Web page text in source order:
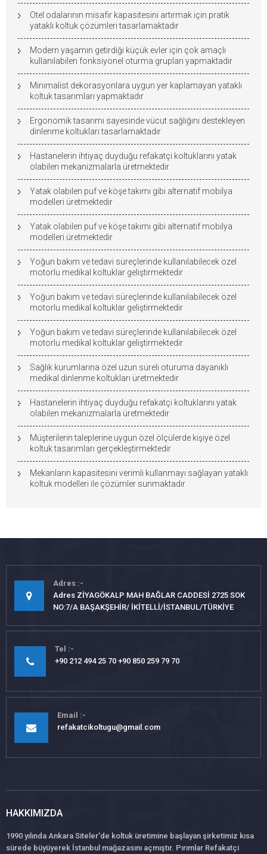
Otel odalarının misafir kapasitesini artırmak için pratik
yataklı koltuk çözümleri tasarlamaktadır
Modern yaşamın getirdiği küçük evler için çok amaçlı
kullanılabilen fonksiyonel oturma grupları yapmaktadır
Minimalist dekorasyonlara uygun yer kaplamayan yataklı
koltuk tasarımları yapmaktadır
Ergonomik tasarımı sayesinde vücut sağlığını destekleyen
dinlenme koltukları tasarlamaktadır
Hastanelerin ihtiyaç duyduğu refakatçi koltuklarını yatak
olabilen mekanizmalarla üretmektedir
Yatak olabilen puf ve köşe takımı gibi alternatif mobilya
modelleri üretmektedir
Yatak olabilen puf ve köşe takımı gibi alternatif mobilya
modelleri üretmektedir
Yoğun bakım ve tedavi süreçlerinde kullanılabilecek özel
motorlu medikal koltuklar geliştirmektedir
Yoğun bakım ve tedavi süreçlerinde kullanılabilecek özel
motorlu medikal koltuklar geliştirmektedir
Yoğun bakım ve tedavi süreçlerinde kullanılabilecek özel
motorlu medikal koltuklar geliştirmektedir
Sağlık kurumlarına özel uzun süreli oturuma dayanıklı
medikal dinlenme koltukları üretmektedir
Hastanelerin ihtiyaç duyduğu refakatçi koltuklarını yatak
olabilen mekanizmalarla üretmektedir
Müşterilerin taleplerine uygun özel ölçülerde kişiye özel
koltuk tasarımları gerçekleştirmektedir
Mekanların kapasitesini verimli kullanmayı sağlayan yataklı
koltuk modelleri ile çözümler sunmaktadır
Adres
Adres ZİYAGÖKALP MAH BAĞLAR CADDESİ 2725 SOK
NO:7/A BAŞAKŞEHİR/ İKİTELLİ/İSTANBUL/TÜRKİYE
Tel
+90 212 494 25 70 +90 850 259 79 70
Email
refakatcikoltugu@gmail.com
HAKKIMIZDA
1990 yılında Ankara Siteler'de koltuk üretimine başlayan şirketimiz kısa
sürede büyüyerek İstanbul mağazasını açmıştır. Pırımlar Refakatçi